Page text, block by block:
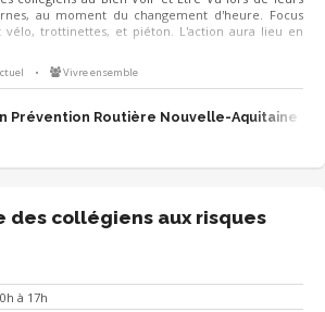
au moment du changement d'heure. Focus
vélo, trottinettes, et piéton. L'action aura lieu en
• Vivre ensemble
Prévention Routière Nouvelle-Aquitaine
des collégiens aux risques
à 17h